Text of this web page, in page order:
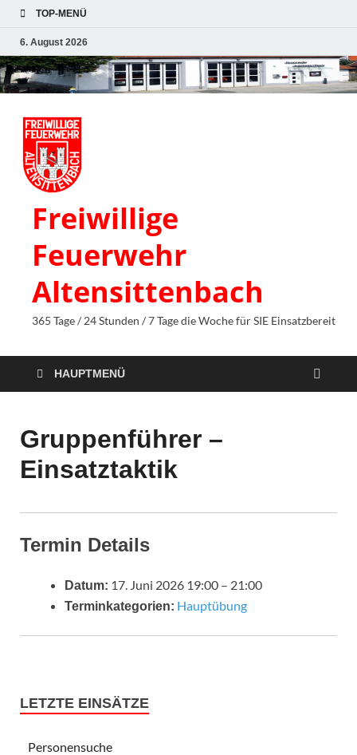
TOP-MENÜ
6. August 2026
Freiwillige
Feuerwehr
Altensittenbach
365 Tage / 24 Stunden / 7 Tage die Woche für SIE Einsatzbereit
HAUPTMENÜ
Gruppenführer –
Einsatztaktik
Termin Details
Datum: 17. Juni 2026 19:00 – 21:00
Terminkategorien: Hauptübung
LETZTE EINSÄTZE
Personensuche